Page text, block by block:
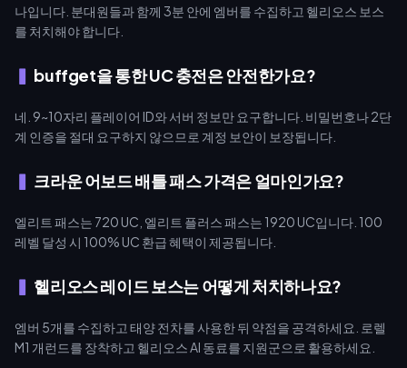
나입니다. 분대원들과 함께 3분 안에 엠버를 수집하고 헬리오스 보스
를 처치해야 합니다.
buffget을 통한 UC 충전은 안전한가요?
네. 9~10자리 플레이어 ID와 서버 정보만 요구합니다. 비밀번호나 2단
계 인증을 절대 요구하지 않으므로 계정 보안이 보장됩니다.
크라운 어보드 배틀 패스 가격은 얼마인가요?
엘리트 패스는 720 UC, 엘리트 플러스 패스는 1920 UC입니다. 100
레벨 달성 시 100% UC 환급 혜택이 제공됩니다.
헬리오스 레이드 보스는 어떻게 처치하나요?
엠버 5개를 수집하고 태양 전차를 사용한 뒤 약점을 공격하세요. 로렐
M1 개런드를 장착하고 헬리오스 AI 동료를 지원군으로 활용하세요.